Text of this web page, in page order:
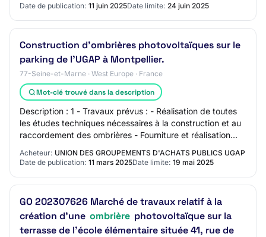
Date de publication: 11 juin 2025Date limite: 24 juin 2025
Construction d'ombrières photovoltaïques sur le
parking de l'UGAP à Montpellier.
77-Seine-et-Marne · West Europe · France
Mot-clé trouvé dans la description
Description : 1 - Travaux prévus : - Réalisation de toutes
les études techniques nécessaires à la construction et au
raccordement des ombrières - Fourniture et réalisation
Acheteur: UNION DES GROUPEMENTS D'ACHATS PUBLICS UGAP
Date de publication: 11 mars 2025Date limite: 19 mai 2025
GO 202307626 Marché de travaux relatif à la
création d'une ombrière photovoltaïque sur la
terrasse de l'école élémentaire située 41, rue de